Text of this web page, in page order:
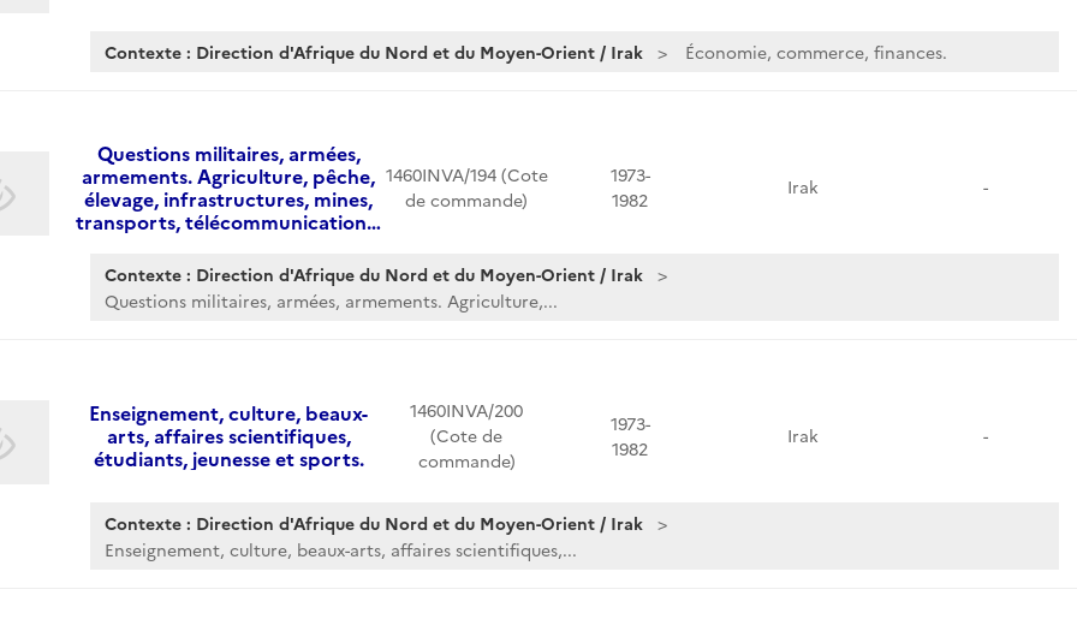
Contexte : Direction d'Afrique du Nord et du Moyen-Orient / Irak Économie, commerce, finances.
Questions militaires, armées,
armements. Agriculture, pêche,
élevage, infrastructures, mines,
transports, télécommunication…
1460INVA/194 (Cote
de commande)
1973-
1982
Irak -
Contexte : Direction d'Afrique du Nord et du Moyen-Orient / Irak
Questions militaires, armées, armements. Agriculture,...
Enseignement, culture, beaux-
arts, affaires scientifiques,
étudiants, jeunesse et sports.
1460INVA/200
(Cote de
commande)
1973-
1982
Irak -
Contexte : Direction d'Afrique du Nord et du Moyen-Orient / Irak
Enseignement, culture, beaux-arts, affaires scientifiques,...